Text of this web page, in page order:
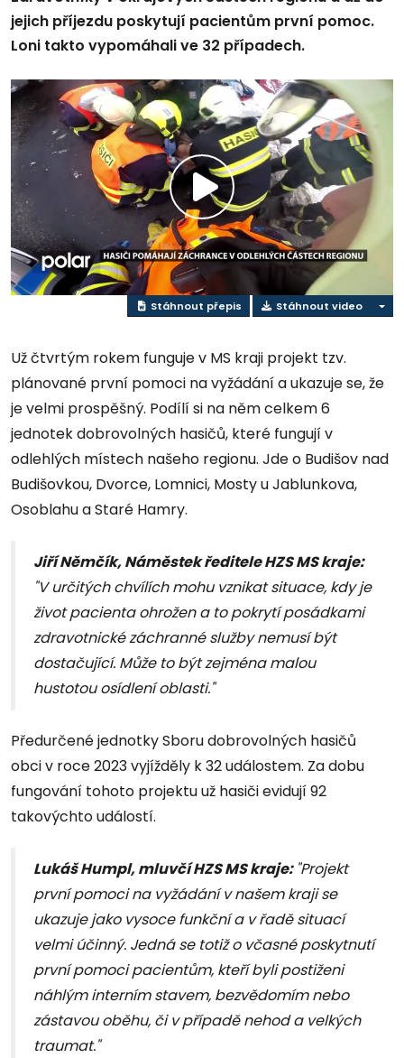
jejich příjezdu poskytují pacientům první pomoc.
Loni takto vypomáhali ve 32 případech.
Přehrát
video
Stáhnout přepis Stáhnout video
Už čtvrtým rokem funguje v MS kraji projekt tzv.
plánované první pomoci na vyžádání a ukazuje se, že
je velmi prospěšný. Podílí si na něm celkem 6
jednotek dobrovolných hasičů, které fungují v
odlehlých místech našeho regionu. Jde o Budišov nad
Budišovkou, Dvorce, Lomnici, Mosty u Jablunkova,
Osoblahu a Staré Hamry.
Jiří Němčík, Náměstek ředitele HZS MS kraje:
"V určitých chvílích mohu vznikat situace, kdy je
život pacienta ohrožen a to pokrytí posádkami
zdravotnické záchranné služby nemusí být
dostačující. Může to být zejména malou
hustotou osídlení oblasti."
Předurčené jednotky Sboru dobrovolných hasičů
obci v roce 2023 vyjížděly k 32 událostem. Za dobu
fungování tohoto projektu už hasiči evidují 92
takovýchto událostí.
Lukáš Humpl, mluvčí HZS MS kraje: "Projekt
první pomoci na vyžádání v našem kraji se
ukazuje jako vysoce funkční a v řadě situací
velmi účinný. Jedná se totiž o včasné poskytnutí
první pomoci pacientům, kteří byli postiženi
náhlým interním stavem, bezvědomím nebo
zástavou oběhu, či v případě nehod a velkých
traumat."